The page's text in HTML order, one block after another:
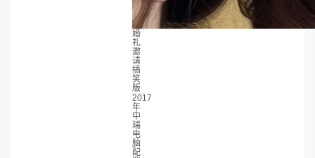
婚
礼
邀
请
搞
笑
版
2017
年
中
端
电
脑
配